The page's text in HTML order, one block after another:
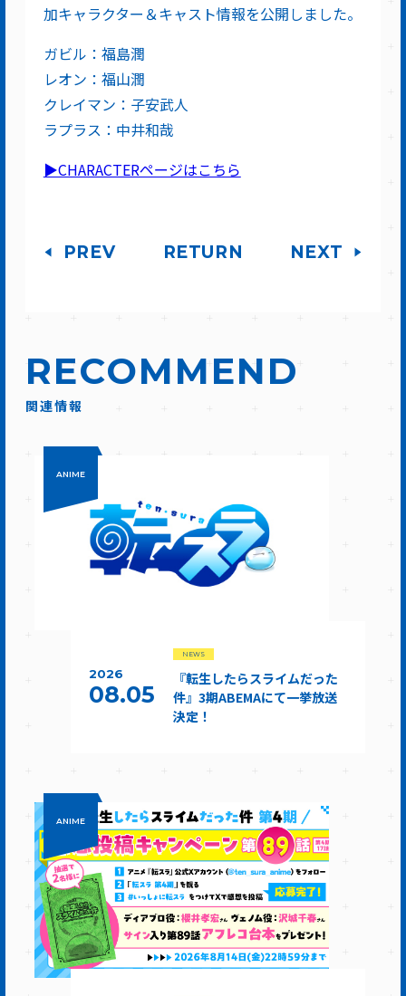
加キャラクター＆キャスト情報を公開しました。
ガビル：福島潤
レオン：福山潤
クレイマン：子安武人
ラプラス：中井和哉
▶CHARACTERページはこちら
PREV RETURN NEXT
RECOMMEND
関連情報
ANIME
2026
08.05
NEWS
『転生したらスライムだった
件』3期ABEMAにて一挙放送
決定！
ANIME